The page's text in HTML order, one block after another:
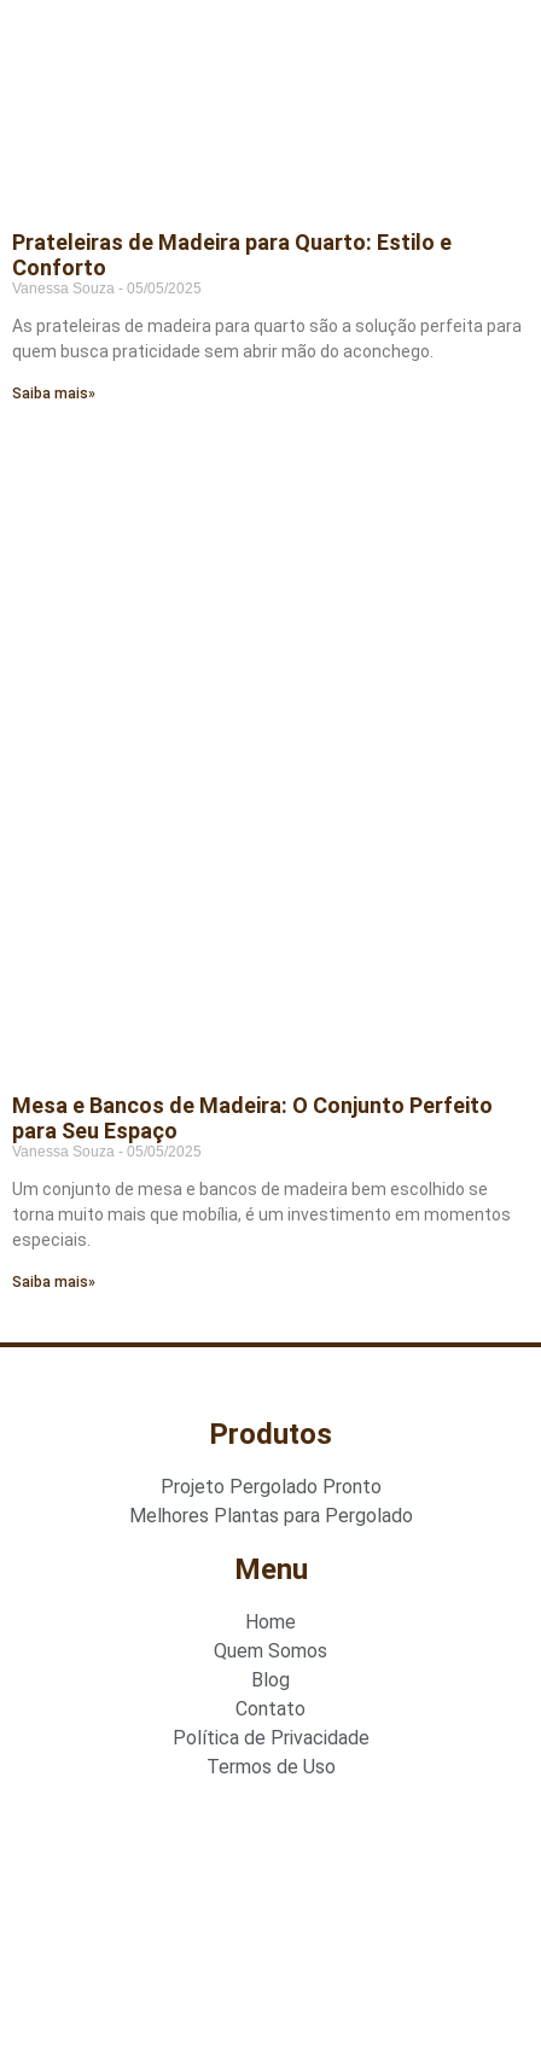
Prateleiras de Madeira para Quarto: Estilo e
Conforto
Vanessa Souza 05/05/2025
As prateleiras de madeira para quarto são a solução perfeita para
quem busca praticidade sem abrir mão do aconchego.
Saiba mais»
Mesa e Bancos de Madeira: O Conjunto Perfeito
para Seu Espaço
Vanessa Souza 05/05/2025
Um conjunto de mesa e bancos de madeira bem escolhido se
torna muito mais que mobília, é um investimento em momentos
especiais.
Saiba mais»
Produtos
Projeto Pergolado Pronto
Melhores Plantas para Pergolado
Menu
Home
Quem Somos
Blog
Contato
Política de Privacidade
Termos de Uso